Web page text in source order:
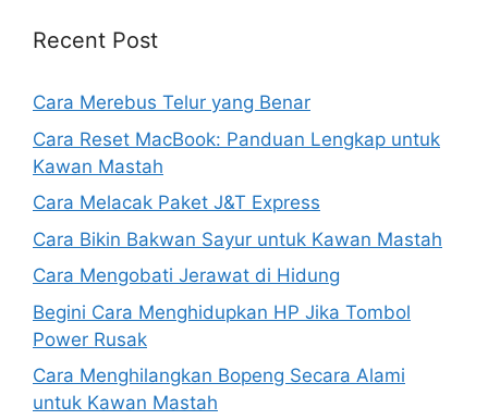
Recent Post
Cara Merebus Telur yang Benar
Cara Reset MacBook: Panduan Lengkap untuk
Kawan Mastah
Cara Melacak Paket J&T Express
Cara Bikin Bakwan Sayur untuk Kawan Mastah
Cara Mengobati Jerawat di Hidung
Begini Cara Menghidupkan HP Jika Tombol
Power Rusak
Cara Menghilangkan Bopeng Secara Alami
untuk Kawan Mastah